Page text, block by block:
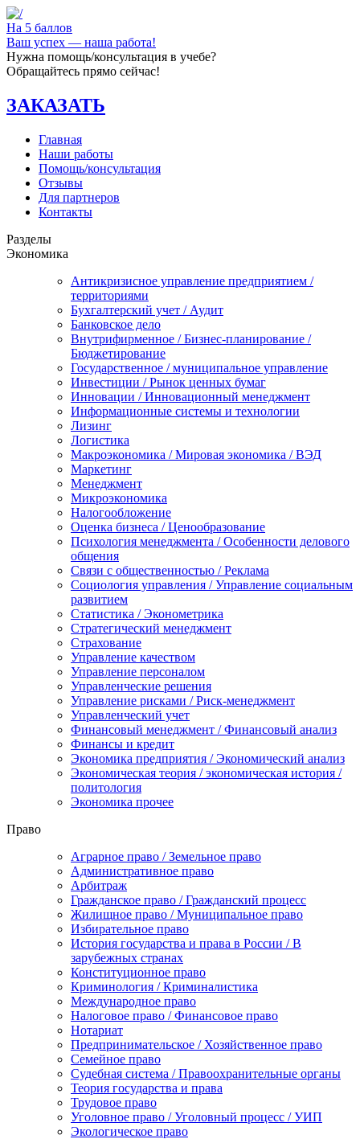
На 5 баллов
Ваш успех — наша работа!
Нужна помощь/консультация в учебе?
Обращайтесь прямо сейчас!
ЗАКАЗАТЬ
Главная
Наши работы
Помощь/консультация
Отзывы
Для партнеров
Контакты
Разделы
Экономика
Антикризисное управление предприятием /
территориями
Бухгалтерский учет / Аудит
Банковское дело
Внутрифирменное / Бизнес-планирование /
Бюджетирование
Государственное / муниципальное управление
Инвестиции / Рынок ценных бумаг
Инновации / Инновационный менеджмент
Информационные системы и технологии
Лизинг
Логистика
Макроэкономика / Мировая экономика / ВЭД
Маркетинг
Менеджмент
Микроэкономика
Налогообложение
Оценка бизнеса / Ценообразование
Психология менеджмента / Особенности делового
общения
Связи с общественностью / Реклама
Социология управления / Управление социальным
развитием
Статистика / Эконометрика
Стратегический менеджмент
Страхование
Управление качеством
Управление персоналом
Управленческие решения
Управление рисками / Риск-менеджмент
Управленческий учет
Финансовый менеджмент / Финансовый анализ
Финансы и кредит
Экономика предприятия / Экономический анализ
Экономическая теория / экономическая история /
политология
Экономика прочее
Право
Аграрное право / Земельное право
Административное право
Арбитраж
Гражданское право / Гражданский процесс
Жилищное право / Муниципальное право
Избирательное право
История государства и права в России / В
зарубежных странах
Конституционное право
Криминология / Криминалистика
Международное право
Налоговое право / Финансовое право
Нотариат
Предпринимательское / Хозяйственное право
Семейное право
Судебная система / Правоохранительные органы
Теория государства и права
Трудовое право
Уголовное право / Уголовный процесс / УИП
Экологическое право